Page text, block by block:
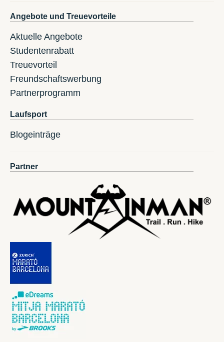
Angebote und Treuevorteile
Aktuelle Angebote
Studentenrabatt
Treuevorteil
Freundschaftswerbung
Partnerprogramm
Laufsport
Blogeinträge
Partner